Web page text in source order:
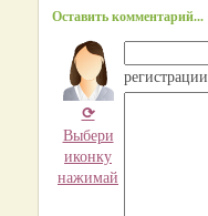
Оставить комментарий...
⟳
Выбери
иконку
нажимай
регистрации